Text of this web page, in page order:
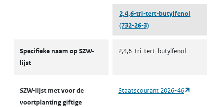
2,4,6-tri-tert-butylfenol
(732-26-3)
Specifieke naam op SZW-
lijst
2,4,6-tri-tert-butylfenol
SZW-lijst met voor de
voortplanting giftige
Staatscourant 2026-46